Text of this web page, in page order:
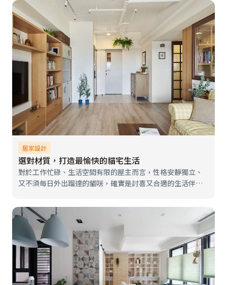
的毛小孩做什麼？改變什麼？犧牲什…
居家設計
選對材質，打造最愉快的貓宅生活
對於工作忙碌、生活空間有限的屋主而言，性格安靜獨立、
又不須每日外出蹓達的貓咪，確實是討喜又合適的生活伴
奇心跟捕獵高手的天性；因此在規劃人貓共住居家時，鏟屎
官們務必要將基本需求納入考量，方能…